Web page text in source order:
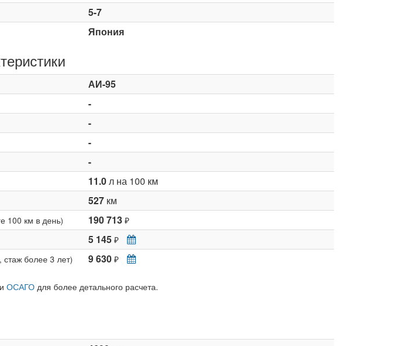
5-7
Япония
АИ-95
-
-
-
-
11.0л на 100 км
527км
100 км в день) 190 713 ₽
5 145 ₽
стаж более 3 лет) 9 630 ₽
ОСАГОдля более детального расчета.